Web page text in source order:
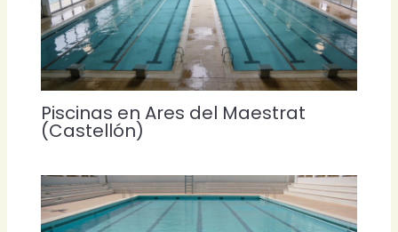
Piscinas en Ares del Maestrat
(Castellón)